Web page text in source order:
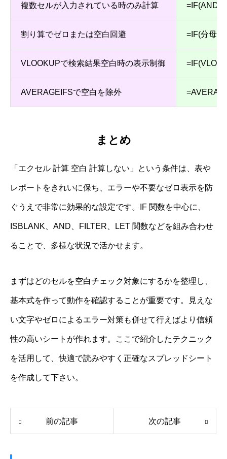
複数セルが入力されている時のみ計算
割り算でゼロまたは空白回避 =IF(分母セ
VLOOKUPで検索結果空白時の表示制御
AVERAGEIFSで空白を除外
まとめ
「エクセル 計算 空白 計算しない」という条件は、表や
レポートをきれいに保ち、エラーや不要なゼロ表示を防
ぐうえで非常に効果的な設定です。IF 関数を中心に、
ISBLANK、AND、FILTER、LET 関数などを組み合わせ
ることで、多様な状況で活かせます。
まずはどのセルを空白チェック対象にするかを整理し、
基本式を作って動作を確認することが重要です。見えな
い文字やゼロによるエラー対策も併せて行えばより信頼
性の高いシートが作れます。ここで紹介したテクニック
を活用して、快適で読みやすく正確なスプレッドシート
を作成して下さい。
前の記事 次の記事